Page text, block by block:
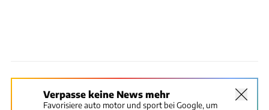
Verpasse keine News mehr
Favorisiere auto motor und sport bei Google, um